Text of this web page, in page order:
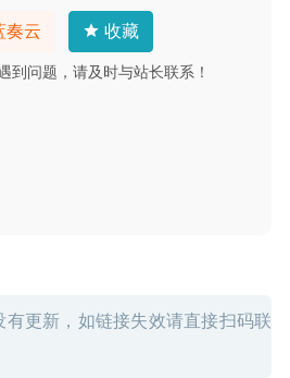
奏云 收藏
到问题，请及时与站长联系！
更新，如链接失效请直接扫码联
Mac- 小巧的文件夹图标修改工具